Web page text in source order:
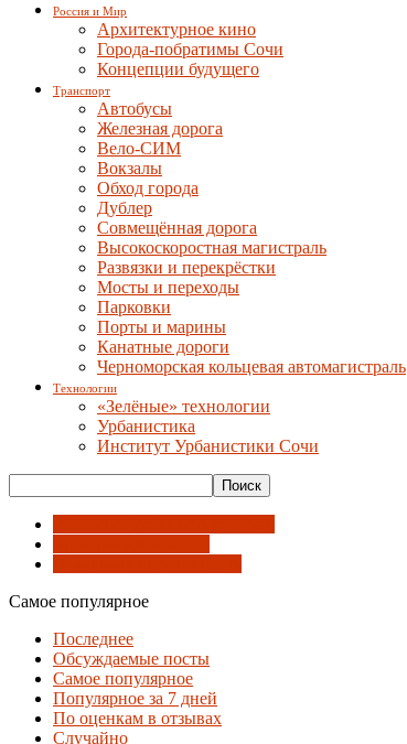
Россия и Мир
Архитектурное кино
Города-побратимы Сочи
Концепции будущего
Транспорт
Автобусы
Железная дорога
Вело-СИМ
Вокзалы
Обход города
Дублер
Совмещённая дорога
Высокоскоростная магистраль
Развязки и перекрёстки
Мосты и переходы
Парковки
Порты и марины
Канатные дороги
Черноморская кольцевая автомагистраль
Технологии
«Зелёные» технологии
Урбанистика
Институт Урбанистики Сочи
Самое популярное
Последнее
Обсуждаемые посты
Самое популярное
Популярное за 7 дней
По оценкам в отзывах
Случайно